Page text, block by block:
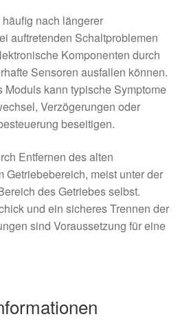
nach längerer
auftretenden Schaltproblemen
Komponenten durch
Sensoren ausfallen können.
Moduls kann typische Symptome
Verzögerungen oder
beseitigen.
Entfernen des alten
Getriebebereich, meist unter der
des Getriebes selbst.
und ein sicheres Trennen der
sind Voraussetzung für eine